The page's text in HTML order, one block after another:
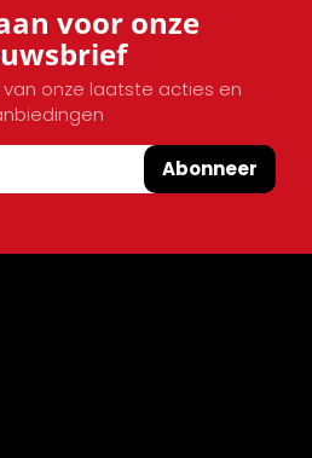
voor onze
onze laatste acties en
Abonneer